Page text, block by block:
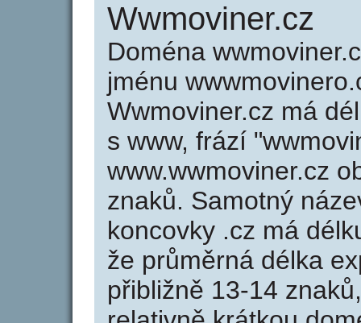
Wwmoviner.cz
Doména
jménu
Wwmoviner.cz má
s www, frází
www.wwmoviner.cz
znaků. Samotný
koncovky .cz má
že průměrná délka
přibližně 13-14